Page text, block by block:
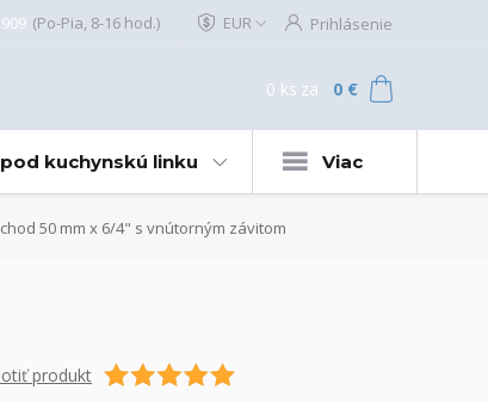
EUR Prihlásenie
(Po-Pia, 8-16 hod.)
0 ks za 0 €
kuchynskú linku Viac
50 mm x 6/4" s vnútorným závitom
produkt